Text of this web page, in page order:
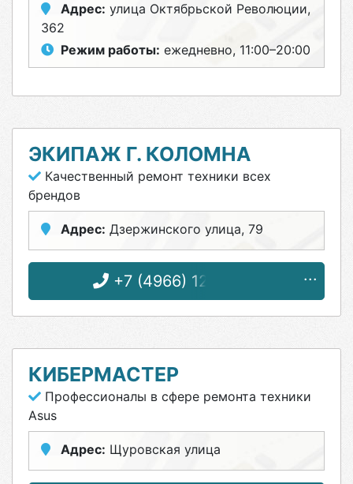
Адрес: улица Октябрьской Революции,
362
Режим работы: ежедневно, 11:00–20:00
ЭКИПАЖ Г. КОЛОМНА
Качественный ремонт техники всех
брендов
Адрес: Дзержинского улица, 79
+7 (4966) 12-78-02
КИБЕРМАСТЕР
Профессионалы в сфере ремонта техники
Asus
Адрес: Щуровская улица